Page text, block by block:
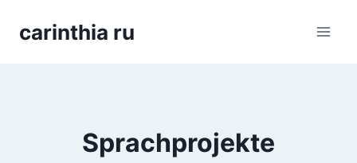
carinthia ru
Sprachprojekte